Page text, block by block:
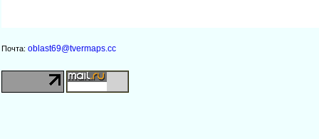
Почта: oblast69@tvermaps.cc